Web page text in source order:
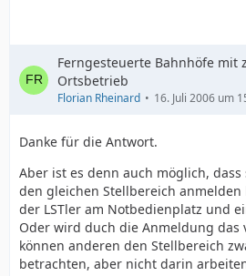
Ferngesteuerte Bahnhöfe mit
Ortsbetrieb
Florian Rheinard 16. Juli 2006 um
Danke für die Antwort.
Aber ist es denn auch möglich,
den gleichen Stellbereich anmelden
der LSTler am Notbedienplatz und
Oder wird duch die Anmeldung das
können anderen den Stellbereich
betrachten, aber nicht darin